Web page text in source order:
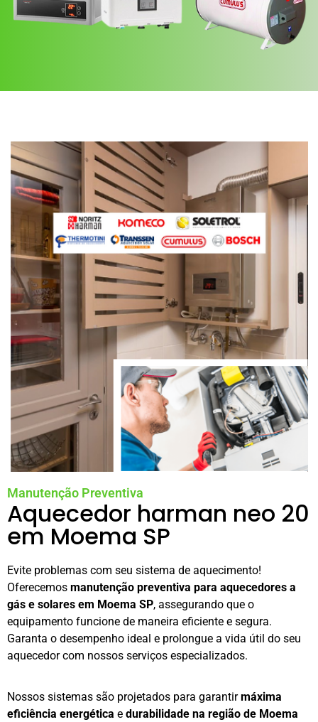
Manutenção Preventiva
Aquecedor harman neo 20
em Moema SP
Evite problemas com seu sistema de aquecimento!
Oferecemos manutenção preventiva para aquecedores a
gás e solares em Moema SP, assegurando que o
equipamento funcione de maneira eficiente e segura.
Garanta o desempenho ideal e prolongue a vida útil do seu
aquecedor com nossos serviços especializados.
Nossos sistemas são projetados para garantirmáxima
eficiência energética e durabilidade na região de Moema